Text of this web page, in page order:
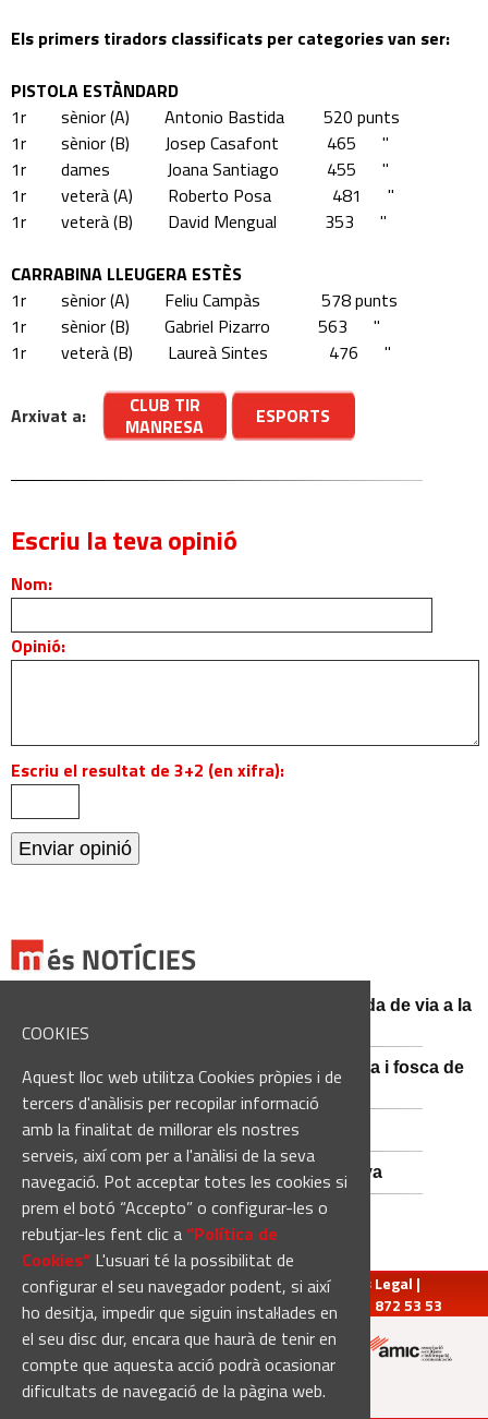
COOKIES
Aquest lloc web utilitza Cookies pròpies i de
tercers d'anàlisis per recopilar informació
amb la finalitat de millorar els nostres
serveis, així com per a l'anàlisi de la seva
navegació. Pot acceptar totes les cookies si
prem el botó “Accepto” o configurar-les o
rebutjar-les fent clic a“Política de
Cookies“ L'usuari té la possibilitat de
configurar el seu navegador podent, si així
ho desitja, impedir que siguin instal·lades en
el seu disc dur, encara que haurà de tenir en
compte que aquesta acció podrà ocasionar
dificultats de navegació de la pàgina web.
Els primers tiradors classificats per categories van ser:
PISTOLA ESTÀNDARD
1r sènior (A) Antonio Bastida 520 punts
1r sènior (B) Josep Casafont 465 "
1r dames Joana Santiago 455 "
1r veterà (A) Roberto Posa 481 "
1r veterà (B) David Mengual 353 "
CARRABINA LLEUGERA ESTÈS
1r sènior (A) Feliu Campàs 578 punts
1r sènior (B) Gabriel Pizarro 563 "
1r veterà (B) Laureà Sintes 476 "
Arxivat a:
CLUB TIR
MANRESA
ESPORTS
Escriu la teva opinió
Nom:
Opinió:
Escriu el resultat de 3+2 (en xifra):
El conductor d'un turisme mor en una sortida de via a la
BV-3008 a Fonollosa
Catalunya es prepara per a la nit més màgica i fosca de
l'estiu, més enllà de l'eclipsi
Empats sense gols a Santa Coloma
Nou Atles de Varietats de Vinya de Catalunya
redaccio@manresadiari.cat|Qui som Avís Legal |
Pompeu Fabra, 7-13, 08240-Manresa | Tel.: 93 872 53 53
Altres mitjans del grup: